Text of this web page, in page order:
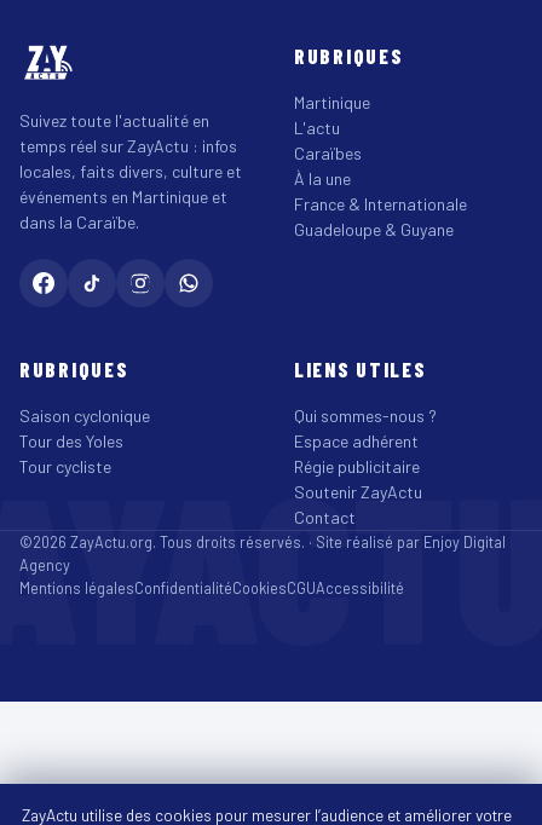
Suivez toute l'actualité en
temps réel sur ZayActu : infos
locales, faits divers, culture et
événements en Martinique et
dans la Caraïbe.
RUBRIQUES
Martinique
L'actu
Caraïbes
À la une
France & Internationale
Guadeloupe & Guyane
RUBRIQUES
Saison cyclonique
Tour des Yoles
Tour cycliste
LIENS UTILES
Qui sommes-nous ?
Espace adhérent
Régie publicitaire
Soutenir ZayActu
Contact
©2026 ZayActu.org. Tous droits réservés. · Site réalisé par Enjoy Digital
Agency
Mentions légalesConfidentialitéCookiesCGUAccessibilité
ZayActu utilise des cookies pour mesurer l’audience et améliorer votre